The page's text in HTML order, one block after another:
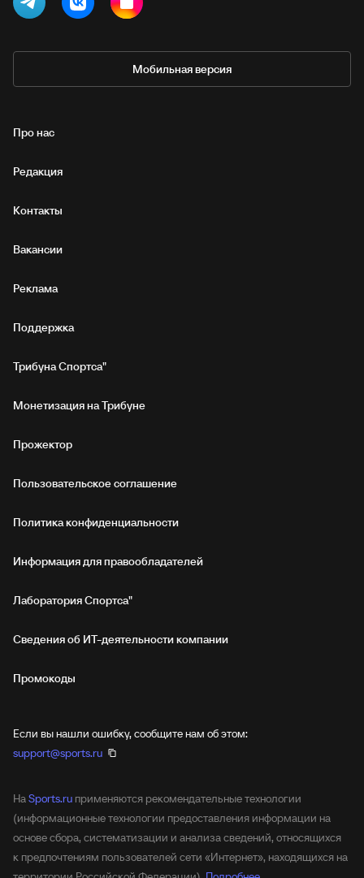
Мобильная версия
Про нас
Редакция
Контакты
Вакансии
Реклама
Поддержка
Трибуна Спортса"
Монетизация на Трибуне
Прожектор
Пользовательское соглашение
Политика конфиденциальности
Информация для правообладателей
Лаборатория Спортса"
Сведения об ИТ‑деятельности компании
Промокоды
Если вы нашли ошибку, сообщите нам об этом:
support@sports.ru
НаSports.ru применяются рекомендательные технологии
(информационные технологии предоставления информации на
основе сбора, систематизации и анализа сведений, относящихся
к предпочтениям пользователей сети «Интернет», находящихся на